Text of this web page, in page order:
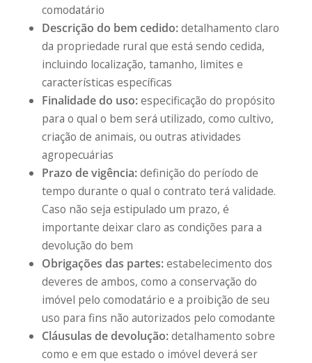
comodatário
Descrição do bem cedido:detalhamento claro
da propriedade rural que está sendo cedida,
incluindo localização, tamanho, limites e
características específicas
Finalidade do uso:especificação do propósito
para o qual o bem será utilizado, como cultivo,
criação de animais, ou outras atividades
agropecuárias
Prazo de vigência:definição do período de
tempo durante o qual o contrato terá validade.
Caso não seja estipulado um prazo, é
importante deixar claro as condições para a
devolução do bem
Obrigações das partes:estabelecimento dos
deveres de ambos, como a conservação do
imóvel pelo comodatário e a proibição de seu
uso para fins não autorizados pelo comodante
Cláusulas de devolução:detalhamento sobre
como e em que estado o imóvel deverá ser